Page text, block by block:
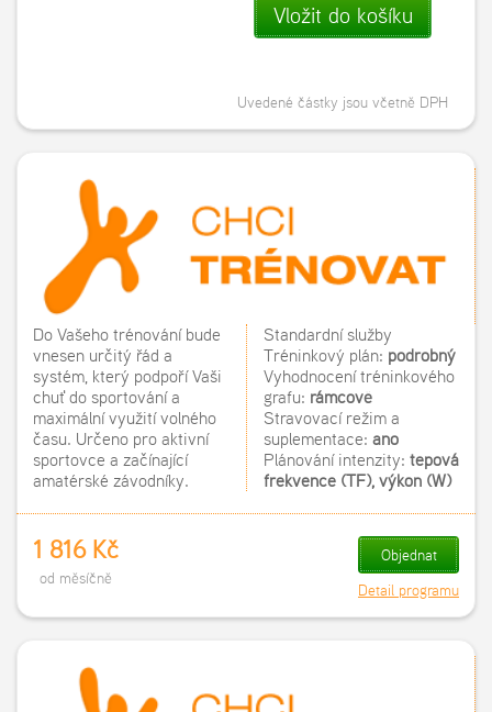
Vložit do košíku
Uvedené částky jsou včetně DPH
Do Vašeho trénování bude
vnesen určitý řád a
systém, který podpoří Vaši
chuť do sportování a
maximální využití volného
času. Určeno pro aktivní
sportovce a začínající
amatérské závodníky.
Standardní služby
Tréninkový plán: podrobný
Vyhodnocení tréninkového
grafu: rámcově
Stravovací režim a
suplementace: ano
Plánování intenzity: tepová
frekvence (TF), výkon (W)
1 816 Kč
od měsíčně
Objednat
Detail programu